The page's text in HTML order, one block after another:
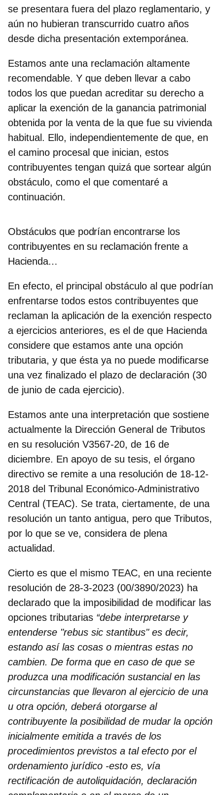
se presentara fuera del plazo reglamentario, y
aún no hubieran transcurrido cuatro años
desde dicha presentación extemporánea.
Estamos ante una reclamación altamente
recomendable. Y que deben llevar a cabo
todos los que puedan acreditar su derecho a
aplicar la exención de la ganancia patrimonial
obtenida por la venta de la que fue su vivienda
habitual. Ello, independientemente de que, en
el camino procesal que inician, estos
contribuyentes tengan quizá que sortear algún
obstáculo, como el que comentaré a
continuación.
Obstáculos que podrían encontrarse los
contribuyentes en su reclamación frente a
Hacienda…
En efecto, el principal obstáculo al que podrían
enfrentarse todos estos contribuyentes que
reclaman la aplicación de la exención respecto
a ejercicios anteriores, es el de que Hacienda
considere que estamos ante una opción
tributaria, y que ésta ya no puede modificarse
una vez finalizado el plazo de declaración (30
de junio de cada ejercicio).
Estamos ante una interpretación que sostiene
actualmente la Dirección General de Tributos
en su resolución V3567-20, de 16 de
diciembre. En apoyo de su tesis, el órgano
directivo se remite a una resolución de 18-12-
2018 del Tribunal Económico-Administrativo
Central (TEAC). Se trata, ciertamente, de una
resolución un tanto antigua, pero que Tributos,
por lo que se ve, considera de plena
actualidad.
Cierto es que el mismo TEAC, en una reciente
resolución de 28-3-2023 (00/3890/2023) ha
declarado que la imposibilidad de modificar las
opciones tributarias “debe interpretarse y
entenderse "rebus sic stantibus" es decir,
estando así las cosas o mientras estas no
cambien. De forma que en caso de que se
produzca una modificación sustancial en las
circunstancias que llevaron al ejercicio de una
u otra opción, deberá otorgarse al
contribuyente la posibilidad de mudar la opción
inicialmente emitida a través de los
procedimientos previstos a tal efecto por el
ordenamiento jurídico -esto es, vía
rectificación de autoliquidación, declaración